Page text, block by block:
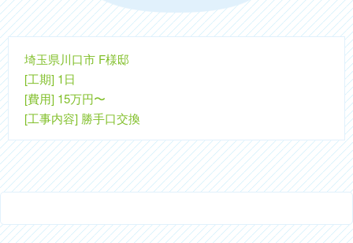
埼玉県川口市 F様邸
[工期] 1日
[費用] 15万円〜
[工事内容] 勝手口交換